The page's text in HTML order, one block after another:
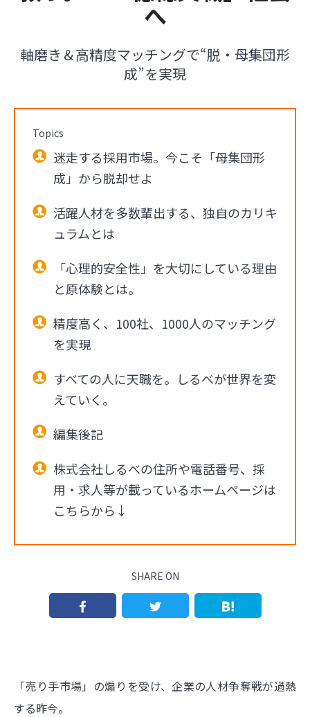
へ
軸磨き＆高精度マッチングで“脱・母集団形
成”を実現
Topics
迷走する採用市場。今こそ「母集団形
成」から脱却せよ
活躍人材を多数輩出する、独自のカリキ
ュラムとは
「心理的安全性」を大切にしている理由
と原体験とは。
精度高く、100社、1000人のマッチング
を実現
すべての人に天職を。しるべが世界を変
えていく。
編集後記
株式会社しるべの住所や電話番号、採
用・求人等が載っているホームページは
こちらから↓
SHARE ON
「売り手市場」の煽りを受け、企業の人材争奪戦が過熱
する昨今。